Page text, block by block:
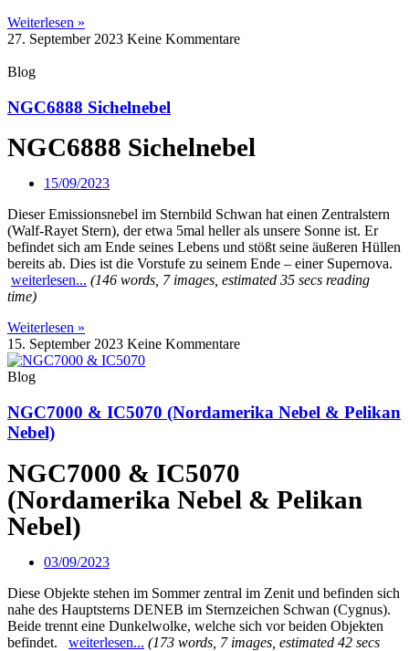
Weiterlesen »
27. September 2023 Keine Kommentare
Blog
NGC6888 Sichelnebel
NGC6888 Sichelnebel
15/09/2023
Dieser Emissionsnebel im Sternbild Schwan hat einen Zentralstern
(Walf-Rayet Stern), der etwa 5mal heller als unsere Sonne ist. Er
befindet sich am Ende seines Lebens und stößt seine äußeren Hüllen
bereits ab. Dies ist die Vorstufe zu seinem Ende – einer Supernova.
weiterlesen... (146 words, 7 images, estimated 35 secs reading
time)
Weiterlesen »
15. September 2023 Keine Kommentare
Blog
NGC7000 & IC5070 (Nordamerika Nebel & Pelikan
Nebel)
NGC7000 & IC5070
(Nordamerika Nebel & Pelikan
Nebel)
03/09/2023
Diese Objekte stehen im Sommer zentral im Zenit und befinden sich
nahe des Hauptsterns DENEB im Sternzeichen Schwan (Cygnus).
Beide trennt eine Dunkelwolke, welche sich vor beiden Objekten
befindet.
weiterlesen... (173 words, 7 images, estimated 42 secs